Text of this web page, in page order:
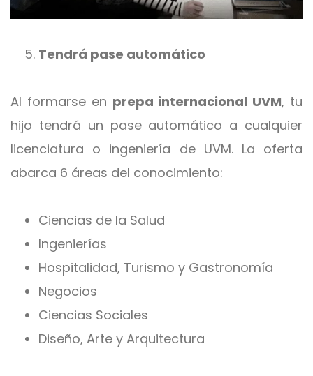
Tendrá pase automático
Al formarse en prepa internacional UVM, tu
hijo tendrá un pase automático a cualquier
licenciatura o ingeniería de UVM. La oferta
abarca 6 áreas del conocimiento:
Ciencias de la Salud
Ingenierías
Hospitalidad, Turismo y Gastronomía
Negocios
Ciencias Sociales
Diseño, Arte y Arquitectura